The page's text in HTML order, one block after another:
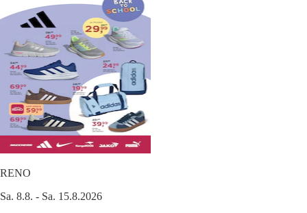
RENO
Sa. 8.8. - Sa. 15.8.2026